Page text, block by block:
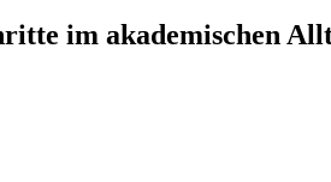
im akademischen